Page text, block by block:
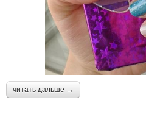
читать дальше →